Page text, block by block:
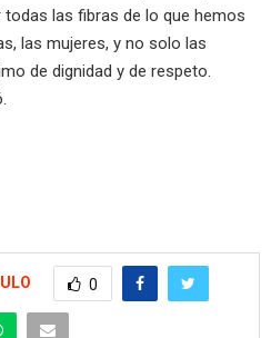
las fibras de lo que hemos
las mujeres, y no solo las
de dignidad y de respeto.
0